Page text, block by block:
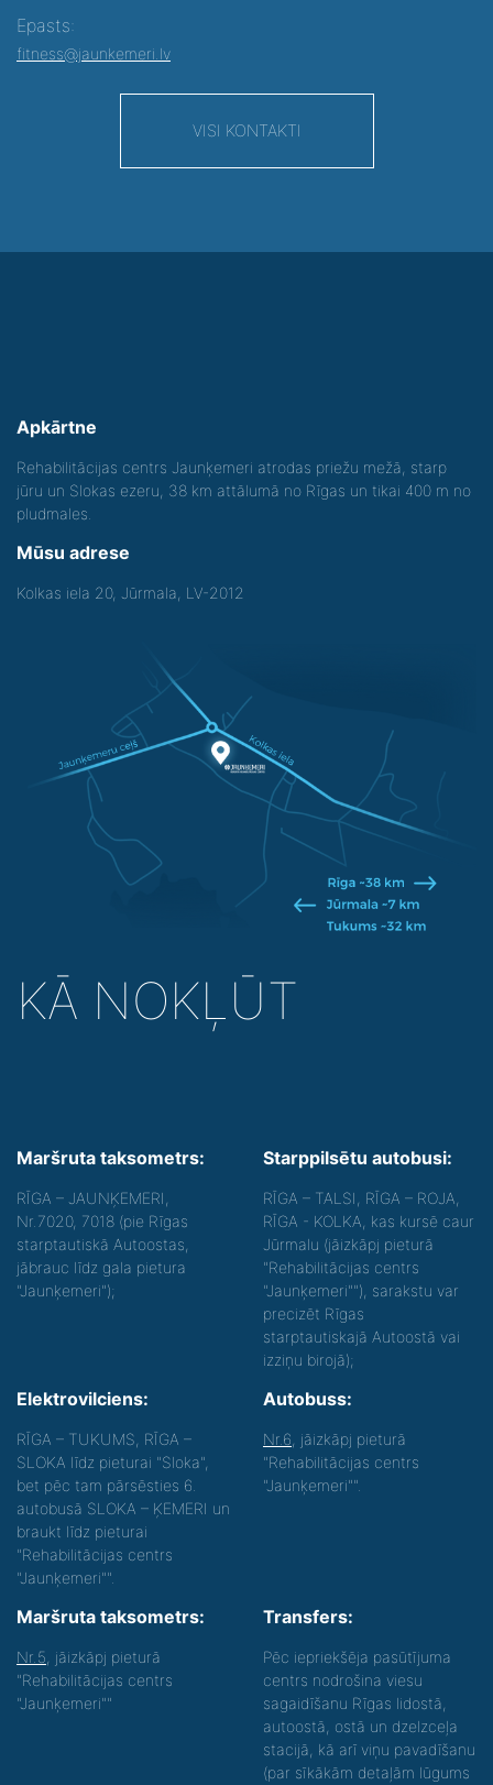
Epasts:
fitness@jaunkemeri.lv
VISI KONTAKTI
Apkārtne
Rehabilitācijas centrs Jaunķemeri atrodas priežu mežā, starp
jūru un Slokas ezeru, 38 km attālumā no Rīgas un tikai 400 m no
pludmales.
Mūsu adrese
Kolkas iela 20, Jūrmala, LV-2012
KĀ NOKĻŪT
Maršruta taksometrs:
RĪGA – JAUNĶEMERI,
Nr.7020, 7018 (pie Rīgas
starptautiskā Autoostas,
jābrauc līdz gala pietura
"Jaunķemeri");
Starppilsētu autobusi:
RĪGA – TALSI, RĪGA – ROJA,
RĪGA - KOLKA, kas kursē caur
Jūrmalu (jāizkāpj pieturā
"Rehabilitācijas centrs
"Jaunķemeri""), sarakstu var
precizēt Rīgas
starptautiskajā Autoostā vai
izziņu birojā);
Elektrovilciens:
RĪGA – TUKUMS, RĪGA –
SLOKA līdz pieturai "Sloka",
bet pēc tam pārsēsties 6.
autobusā SLOKA – ĶEMERI un
braukt līdz pieturai
"Rehabilitācijas centrs
"Jaunķemeri"".
Autobuss:
Nr.6 , jāizkāpj pieturā
"Rehabilitācijas centrs
"Jaunķemeri"".
Maršruta taksometrs:
Nr.5 , jāizkāpj pieturā
"Rehabilitācijas centrs
"Jaunķemeri""
Transfers:
Pēc iepriekšēja pasūtījuma
centrs nodrošina viesu
sagaidīšanu Rīgas lidostā,
autoostā, ostā un dzelzceļa
stacijā, kā arī viņu pavadīšanu
(par sīkākām detaļām lūgums